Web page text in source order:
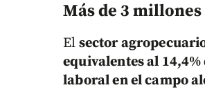
Más de 3
El sector
equivalentes al
laboral en el campo